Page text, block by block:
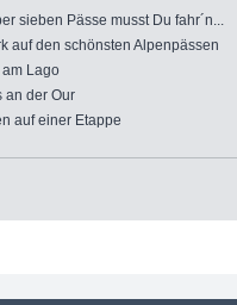
sieben Pässe musst Du fahr´n...
auf den schönsten Alpenpässen
Lago
an der Our
auf einer Etappe